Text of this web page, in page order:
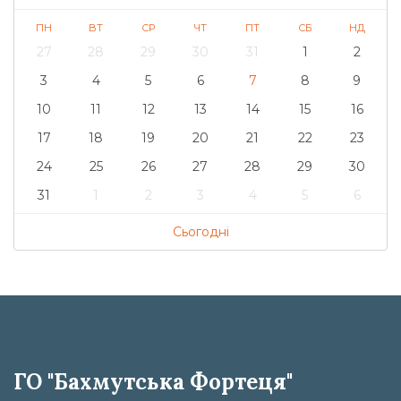
ПН ВТ СР ЧТ ПТ СБ НД
27 28 29 30 31 1
2
3
4 5 6 7 8
9
10
11 12 13 14 15
16
17
18 19 20 21 22
23
24
25 26 27 28 29
30
31
1 2 3 4 5 6
Сьогодні
ГО "Бахмутська Фортеця"